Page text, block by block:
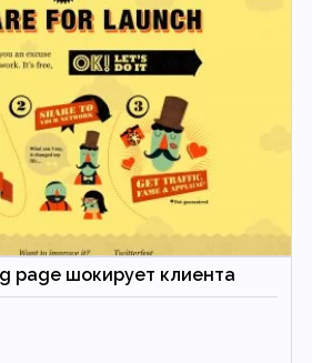
page шокирует клиента